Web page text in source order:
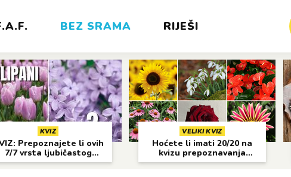
BEZ SRAMA RIJEŠI
KVIZ
Prepoznajete li ovih
7/7 vrsta ljubičastog
cvijeća?
VELIKI KVIZ
Hoćete li imati 20/20 na
kvizu prepoznavanja
cvijeća?